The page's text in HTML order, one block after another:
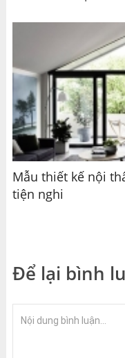
Mẫu thiết kế nội
tiện nghi
Để lại bình